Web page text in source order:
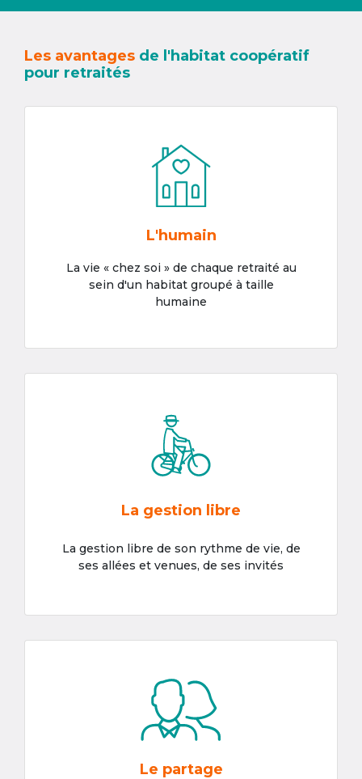
Les avantages de l'habitat coopératif
pour retraités
L'humain
La vie « chez soi » de chaque retraité au
sein d'un habitat groupé à taille
humaine
La gestion libre
La gestion libre de son rythme de vie, de
ses allées et venues, de ses invités
Le partage